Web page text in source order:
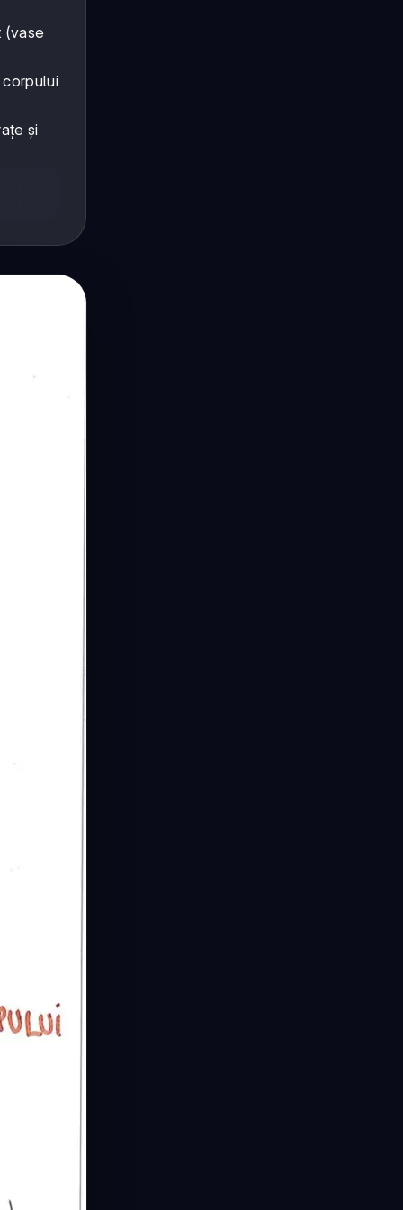
(vase
și